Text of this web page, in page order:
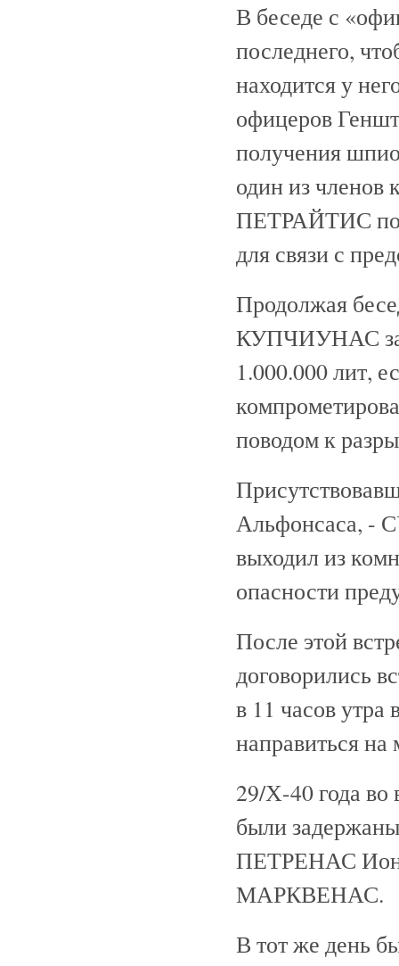
В беседе с
последнего,
находится у
офицеров
получения
один из членов
ПЕТРАЙТИС по
для связи с
Продолжая
КУПЧИУНАС
1.000.000 лит,
поводом к
Альфонсаса, -
выходил из
опасности
После этой
договорились
в 11 часов утра
направиться
29/Х-40 года во
были
ПЕТРЕНАС
МАРКВЕНАС.
В тот же день